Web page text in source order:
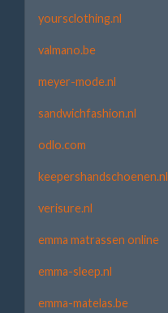
yoursclothing.nl
valmano.be
meyer-mode.nl
sandwichfashion.nl
odlo.com
keepershandschoenen.nl
verisure.nl
emma matrassen online
emma-sleep.nl
emma-matelas.be